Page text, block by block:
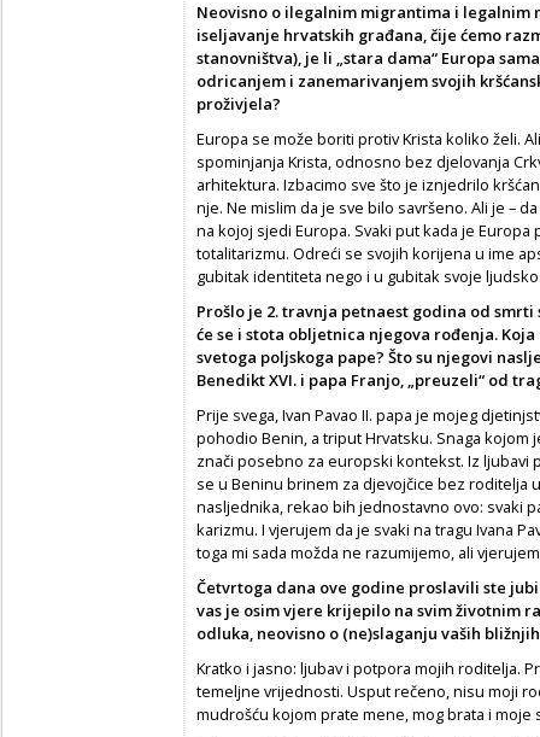
Neovisno o ilegalnim migrantima i legalnim
iseljavanje hrvatskih građana, čije ćemo
stanovništva), je li „stara dama“ Europa
odricanjem i zanemarivanjem svojih
proživjela?
Europa se može boriti protiv Krista koliko želi.
spominjanja Krista, odnosno bez djelovanja
arhitektura. Izbacimo sve što je iznjedrilo
nje. Ne mislim da je sve bilo savršeno. Ali je –
na kojoj sjedi Europa. Svaki put kada je Europa
totalitarizmu. Odreći se svojih korijena u ime
gubitak identiteta nego i u gubitak svoje
Prošlo je 2. travnja petnaest godina od smrti
će se i stota obljetnica njegova rođenja.
svetoga poljskoga pape? Što su njegovi
Benedikt XVI. i papa Franjo, „preuzeli“ od
Prije svega, Ivan Pavao II. papa je mojeg
pohodio Benin, a triput Hrvatsku. Snaga
znači posebno za europski kontekst. Iz ljubavi
se u Beninu brinem za djevojčice bez roditelja
nasljednika, rekao bih jednostavno ovo: svaki
karizmu. I vjerujem da je svaki na tragu Ivana
toga mi sada možda ne razumijemo, ali
Četvrtoga dana ove godine proslavili ste
vas je osim vjere krijepilo na svim životnim
odluka, neovisno o (ne)slaganju vaših
Kratko i jasno: ljubav i potpora mojih roditelja.
temeljne vrijednosti. Usput rečeno, nisu moji
mudrošću kojom prate mene, mog brata i moje